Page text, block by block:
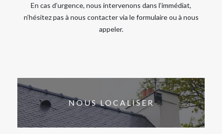
En cas d’urgence, nous intervenons dans l’immédiat,
n’hésitez pas à nous contacter via le formulaire ou à nous
appeler.
NOUS LOCALISER